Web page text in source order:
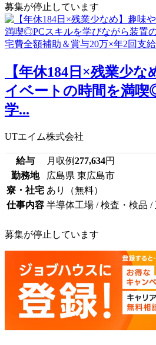
募集が停止しています
【年休184日×残業少
イベートの時間を満
学...
UTエイム株式会社
給与 月収例277,634円
勤務地
広島県 東広島市
寮・社宅 あり（無料）
仕事内容 半導体工場 / 検査・検品 /
募集が停止しています